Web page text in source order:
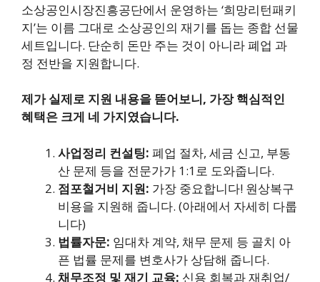
소상공인시장진흥공단에서 운영하는 ‘희망리턴패키
지’는 이름 그대로 소상공인의 재기를 돕는 종합 선물
세트입니다. 단순히 돈만 주는 것이 아니라 폐업 과
정 전반을 지원합니다.
제가 실제로 지원 내용을 뜯어보니, 가장 핵심적인
혜택은 크게 네 가지였습니다.
사업정리 컨설팅: 폐업 절차, 세금 신고, 부동
산 문제 등을 전문가가 1:1로 도와줍니다.
점포철거비 지원: 가장 중요합니다! 원상복구
비용을 지원해 줍니다. (아래에서 자세히 다룹
니다)
법률자문: 임대차 계약, 채무 문제 등 골치 아
픈 법률 문제를 변호사가 상담해 줍니다.
채무조정 및 재기 교육: 신용 회복과 재취업/